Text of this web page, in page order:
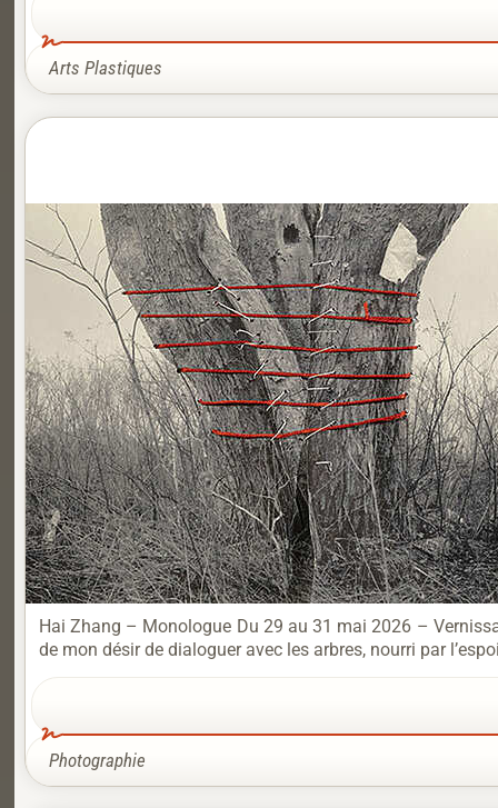
Arts Plastiques
Hai Zhang – Monologue Du 29 au 31 mai 2026 –
de mon désir de dialoguer avec les arbres, nourri par
Photographie